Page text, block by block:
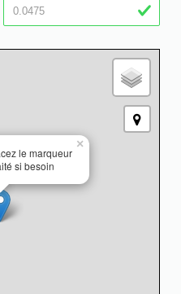
le marqueur
si besoin
×